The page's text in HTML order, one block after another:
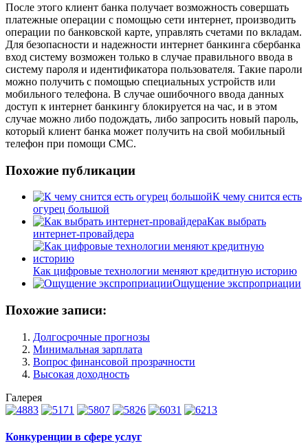
После этого клиент банка получает возможность совершать
платежные операции с помощью сети интернет, производить
операции по банковской карте, управлять счетами по вкладам.
Для безопасности и надежности интернет банкинга сбербанка
вход систему возможен только в случае правильного ввода в
систему пароля и идентификатора пользователя. Такие пароли
можно получить с помощью специальных устройств или
мобильного телефона. В случае ошибочного ввода данных
доступ к интернет банкингу блокируется на час, и в этом
случае можно либо подождать, либо запросить новый пароль,
который клиент банка может получить на свой мобильный
телефон при помощи СМС.
Похожие публикации
К чему снится есть
огурец большой
Как выбрать
интернет-провайдера
Как цифровые технологии меняют кредитную историю
Ощущение экспроприации
Похожие записи:
Долгосрочные прогнозы
Минимальная зарплата
Вопрос финансовой прозрачности
Высокая доходность
Галерея
Конкуренции в сфере услуг